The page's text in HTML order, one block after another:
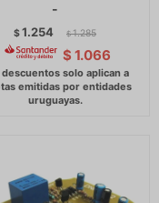
-
$1.254 $ 1.285
$ 1.066